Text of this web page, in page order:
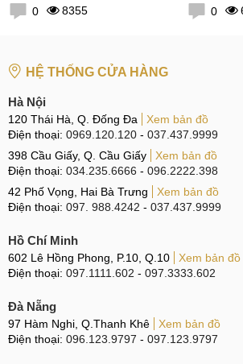
0
8355
0
HỆ THỐNG CỬA HÀNG
Hà Nội
120 Thái Hà, Q. Đống Đa
Xem bản đồ
Điện thoại: 0969.120.120 - 037.437.9999
398 Cầu Giấy, Q. Cầu Giấy
Xem bản đồ
Điện thoại: 034.235.6666 - 096.2222.398
42 Phố Vọng, Hai Bà Trưng
Xem bản đồ
Điện thoại: 097. 988.4242 - 037.437.9999
Hồ Chí Minh
602 Lê Hồng Phong, P.10, Q.10
Xem bản đồ
Điện thoại: 097.1111.602 - 097.3333.602
Đà Nẵng
97 Hàm Nghi, Q.Thanh Khê
Xem bản đồ
Điện thoại: 096.123.9797 - 097.123.9797